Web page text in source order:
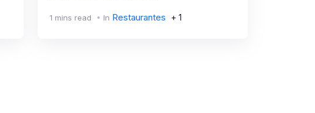
1 mins read In Restaurantes + 1